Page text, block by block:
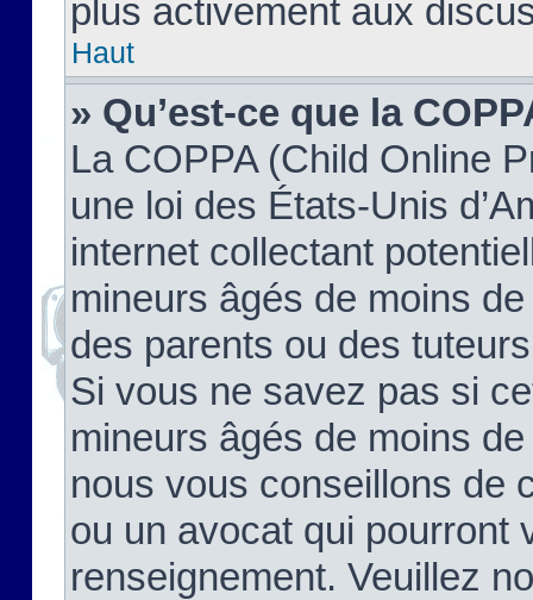
plus activement aux
Haut
» Qu’est-ce que la
La COPPA (Child Online
une loi des États-Unis
internet collectant
mineurs âgés de moins
des parents ou des
Si vous ne savez pas si
mineurs âgés de moins
nous vous conseillons de
ou un avocat qui pourront
renseignement. Veuillez